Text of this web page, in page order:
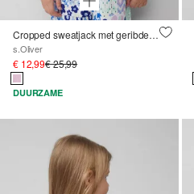
Cropped sweatjack met geribde textuur
s.Oliver
€ 12,99€ 25,99
DUURZAME